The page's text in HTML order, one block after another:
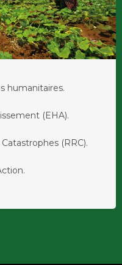
humanitaires.
(EHA).
(RRC).